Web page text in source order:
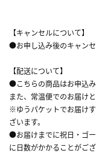
【キャンセルについて】
●お申し込み後のキャンセ
【配送について】
●こちらの商品はお申込み
また、常温便でのお届け
※ゆうパケットでお届け
ざいます。
●お届けまでに祝日・ゴ
に日数がかかることがご